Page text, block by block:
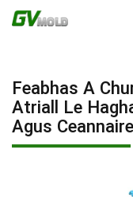
Feabhas A
Atriall Le
Agus